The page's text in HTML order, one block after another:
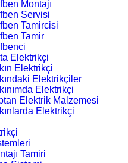
Montajı
Servisi
Tamircisi
Tamir
Elektrikçi
Elektrikçi
Elektrikçiler
Elektrikçi
Elektrik Malzemesi
Elektrikçi
Tamiri